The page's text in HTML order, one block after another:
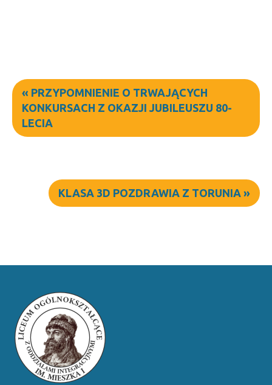
« PRZYPOMNIENIE O TRWAJĄCYCH
KONKURSACH Z OKAZJI JUBILEUSZU 80-
LECIA
KLASA 3D POZDRAWIA Z TORUNIA »